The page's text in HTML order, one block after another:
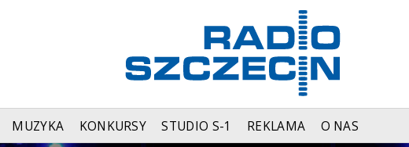
MUZYKA KONKURSY STUDIO S-1 REKLAMA O NAS